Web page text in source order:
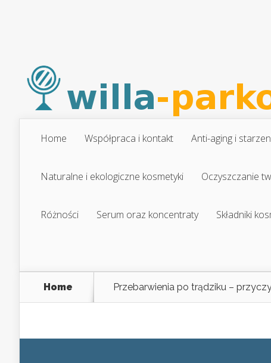
Home Współpraca i kontakt Anti-aging i
Naturalne i ekologiczne kosmetyki Oczyszczanie
Różności Serum oraz koncentraty Składniki
Home Przebarwienia po trądziku –